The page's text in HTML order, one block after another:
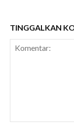
TINGGALKAN